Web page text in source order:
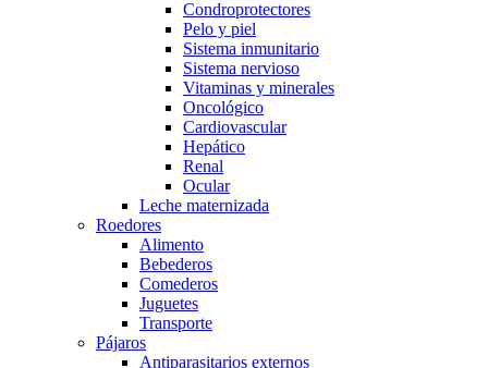
Condroprotectores
Pelo y piel
Sistema inmunitario
Sistema nervioso
Vitaminas y minerales
Oncológico
Cardiovascular
Hepático
Renal
Ocular
Leche maternizada
Roedores
Alimento
Bebederos
Comederos
Juguetes
Transporte
Pájaros
Antiparasitarios externos